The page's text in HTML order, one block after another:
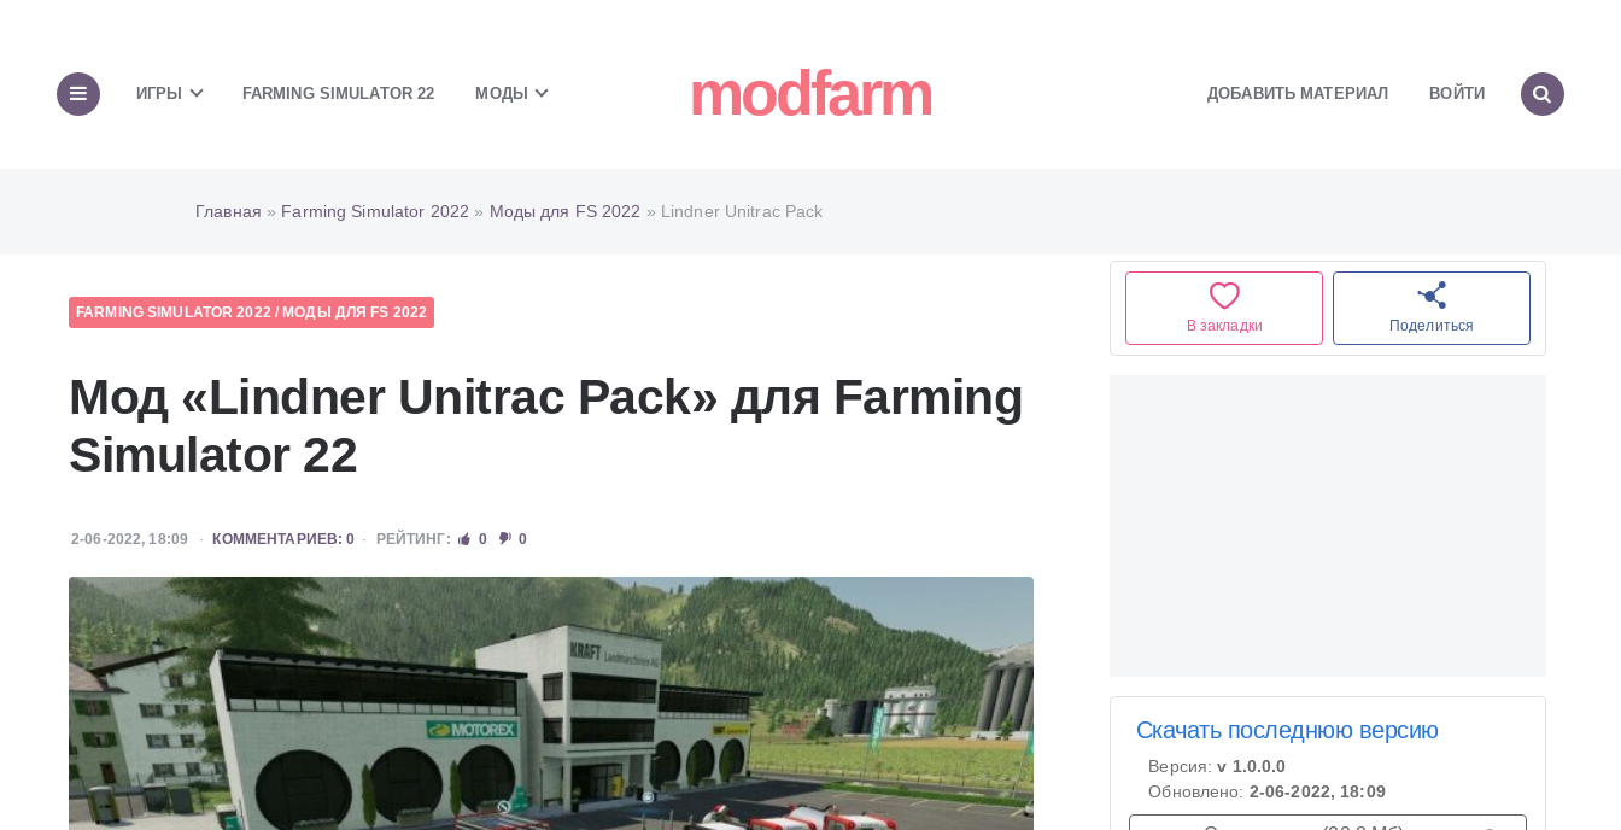
ИГРЫ FARMING SIMULATOR 22 МОДЫ modfarm ДОБАВИТЬ МАТЕРИАЛ ВОЙТИ
Главная » Farming Simulator 2022 » Моды для FS 2022 » Lindner Unitrac Pack
FARMING SIMULATOR 2022/ МОДЫ ДЛЯ FS 2022
Мод «Lindner Unitrac Pack» для Farming
Simulator 22
2-06-2022, 18:09 КОММЕНТАРИЕВ: 0 РЕЙТИНГ: 0 0
В закладки Поделиться
Скачать последнюю версию
Версия:v 1.0.0.0
Обновлено: 2-06-2022, 18:09